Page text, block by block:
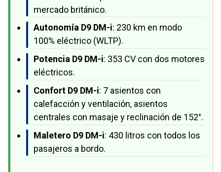
mercado británico.
Autonomía D9 DM-i: 230 km en modo
100% eléctrico (WLTP).
Potencia D9 DM-i: 353 CV con dos motores
eléctricos.
Confort D9 DM-i: 7 asientos con
calefacción y ventilación, asientos
centrales con masaje y reclinación de 152°.
Maletero D9 DM-i: 430 litros con todos los
pasajeros a bordo.